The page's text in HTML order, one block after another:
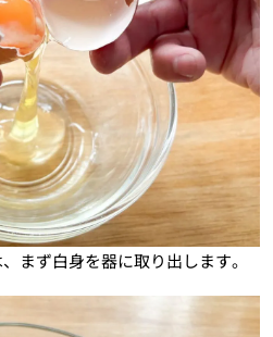
まず白身を器に取り出します。